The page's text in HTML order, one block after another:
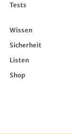
Tests
Wissen
Sicherheit
Listen
Shop